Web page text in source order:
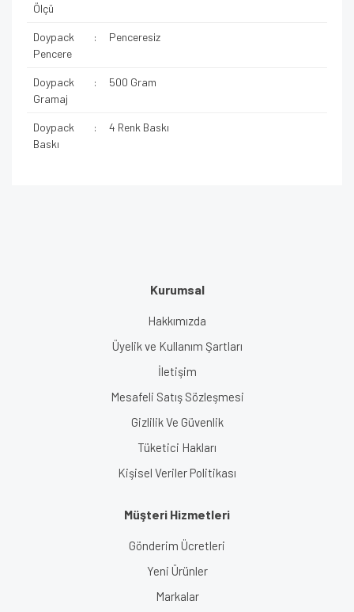
Ölçü
Doypack
Pencere
: Penceresiz
Doypack
Gramaj
: 500 Gram
Doypack
Baskı
: 4 Renk Baskı
Kurumsal
Hakkımızda
Üyelik ve Kullanım Şartları
İletişim
Mesafeli Satış Sözleşmesi
Gizlilik Ve Güvenlik
Tüketici Hakları
Kişisel Veriler Politikası
Müşteri Hizmetleri
Gönderim Ücretleri
Yeni Ürünler
Markalar